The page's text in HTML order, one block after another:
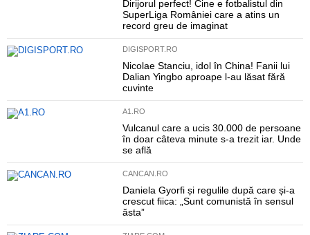
Dirijorul perfect! Cine e fotbalistul din
SuperLiga României care a atins un
record greu de imaginat
DIGISPORT.RO
Nicolae Stanciu, idol în China! Fanii lui
Dalian Yingbo aproape l-au lăsat fără
cuvinte
A1.RO
Vulcanul care a ucis 30.000 de persoane
în doar câteva minute s-a trezit iar. Unde
se află
CANCAN.RO
Daniela Gyorfi și regulile după care și-a
crescut fiica: „Sunt comunistă în sensul
ăsta”